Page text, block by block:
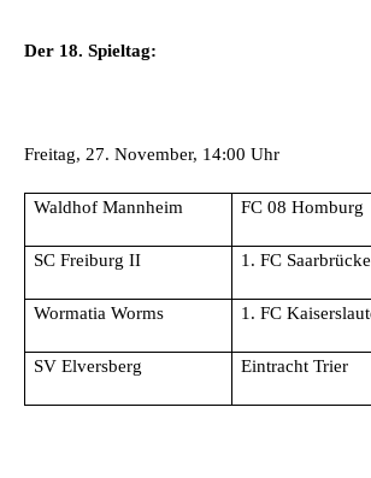
Der 18. Spieltag:
Freitag, 27. November, 14:00 Uhr
Waldhof Mannheim FC 08 Homburg
SC Freiburg II 1. FC
Wormatia Worms 1. FC
SV Elversberg Eintracht Trier